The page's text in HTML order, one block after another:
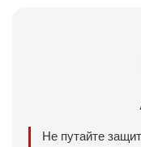
Не путайте